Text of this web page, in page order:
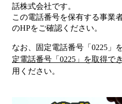
話株式会社です。
この電話番号を保有する事業
のHPをご確認ください。
なお、固定電話番号「 0225 」
定電話番号「 0225 」を取得で
用ください。